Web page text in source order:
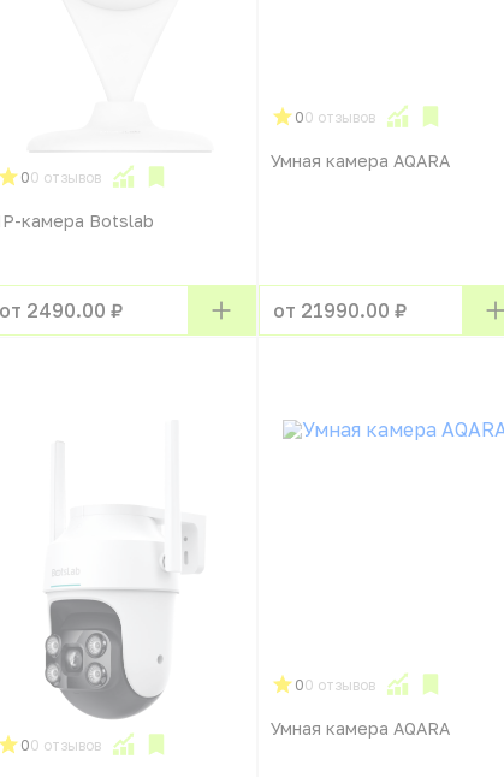
00 отзывов
камера Botslab
от 2490.00 ₽
00 отзывов
Умная камера AQARA
от 21990.00 ₽
00 отзывов
00 отзывов
Умная камера AQARA